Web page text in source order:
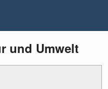
und Umwelt